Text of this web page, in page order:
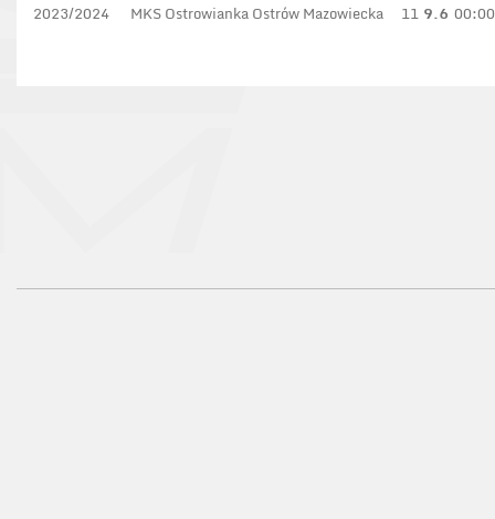
2023/2024
MKS Ostrowianka Ostrów Mazowiecka 11 9.6 00:00